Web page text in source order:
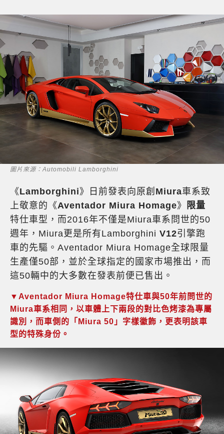
圖片來源：Automobili Lamborghini
《Lamborghini》日前發表向原創 Miura車系致
上敬意的《Aventador Miura Homage》
限量
特仕車型，而2016年不僅是Miura車系問世的50
週年，Miura更是所有Lamborghini V12引擎跑
車的先驅。Aventador Miura Homage全球限量
生產僅50部，並於全球指定的國家市場推出，而
這50輛中的大多數在發表前便已售出。
▼Aventador Miura Homage特仕車與50年前問世的
Miura車系相同，以車體上下兩段的對比色烤漆為專屬
識別，而車側的「Miura 50」字樣徽飾，更表明該車
型的特殊身份。